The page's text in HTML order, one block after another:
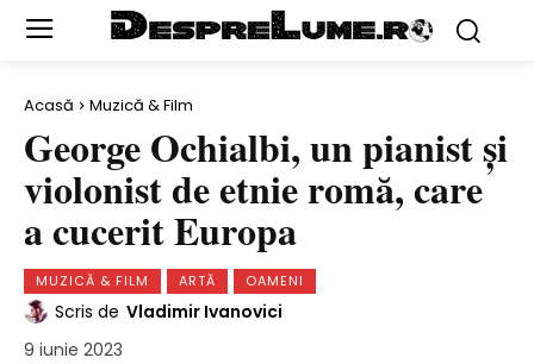
Acasă Muzică & Film
George Ochialbi, un pianist și
violonist de etnie romă, care
a cucerit Europa
MUZICĂ & FILM ARTĂ OAMENI
Scris de Vladimir Ivanovici
9 iunie 2023